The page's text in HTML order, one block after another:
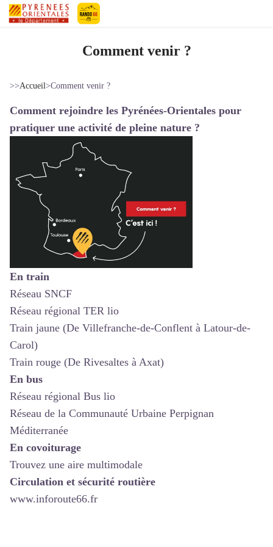
Comment venir ?
>>Accueil>Comment venir ?
Comment rejoindre les Pyrénées-Orientales pour
pratiquer une activité de pleine nature ?
En train
Réseau SNCF
Réseau régional TER lio
Train jaune (De Villefranche-de-Conflent à Latour-de-
Carol)
Train rouge (De Rivesaltes à Axat)
En bus
Réseau régional Bus lio
Réseau de la Communauté Urbaine Perpignan
Méditerranée
En covoiturage
Trouvez une aire multimodale
Circulation et sécurité routière
www.inforoute66.fr